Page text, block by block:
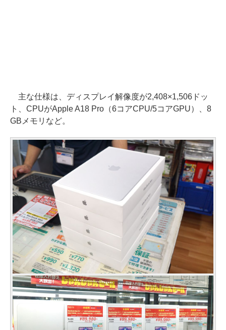
主な仕様は、ディスプレイ解像度が2,408×1,506ドッ
ト、CPUがApple A18 Pro（6コアCPU/5コアGPU）、8
GBメモリなど。